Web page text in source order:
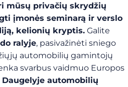
mūsų privačių skrydžių
įmonės seminarą ir verslo
kelionių kryptis. Galite
ralyje, pasivažinėti sniego
automobilių gamintojų
svarbus vaidmuo Europos
Daugelyje automobilių